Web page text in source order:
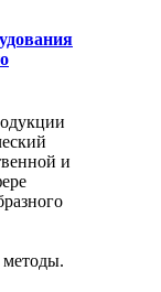
и
методы.